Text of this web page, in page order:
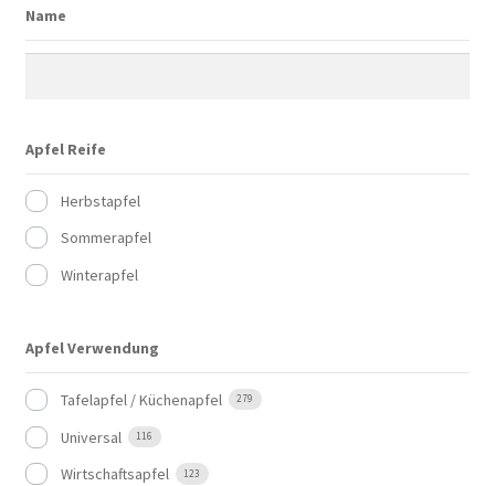
Name
Apfel Reife
Herbstapfel
Sommerapfel
Winterapfel
Apfel Verwendung
Tafelapfel / Küchenapfel 279
Universal 116
Wirtschaftsapfel 123